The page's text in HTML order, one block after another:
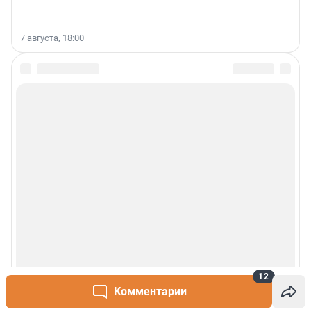
Комментарии
12
7 августа, 18:00